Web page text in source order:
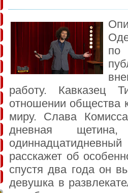
по
работу. Кавказец
отношении общества
миру. Слава
дневная
расскажет об
спустя два года он
девушка в